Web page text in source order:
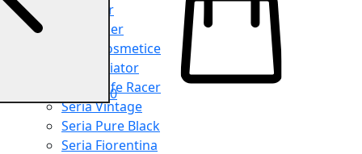
Shopper
Organiser
Truse cosmetice
Seria Aviator
Seria Cafe Racer
Seria Vintage
Seria Pure Black
Seria Fiorentina
0